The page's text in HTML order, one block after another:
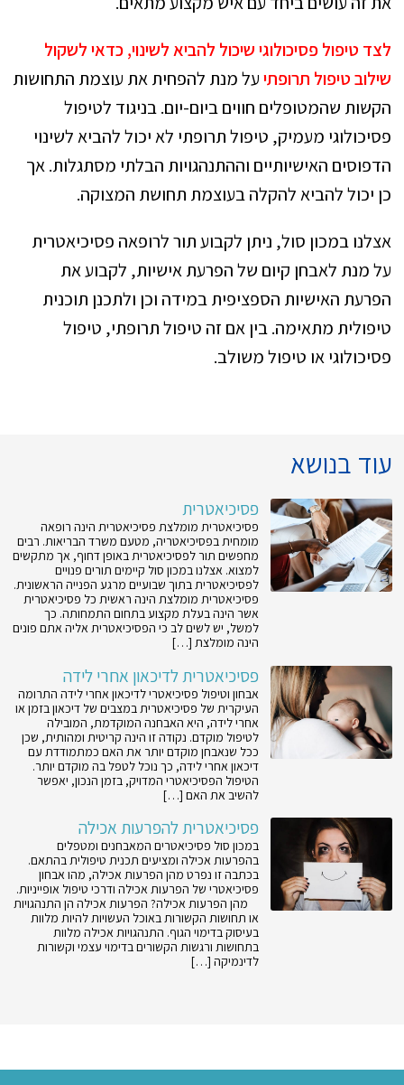
לצד טיפול פסיכולוגי שיכול להביא לשינוי, כדאי לשקול
שילוב טיפול תרופתיעל מנת להפחית את עוצמת התחושות
הקשות שהמטופלים חווים ביום-יום. בניגוד לטיפול
פסיכולוגי מעמיק, טיפול תרופתי לא יכול להביא לשינוי
הדפוסים האישיותיים וההתנהגויות הבלתי מסתגלות. אך
כן יכול להביא להקלה בעוצמת תחושת המצוקה.
אצלנו במכון סול, ניתן לקבוע תור לרופאה פסיכיאטרית
על מנת לאבחן קיום של הפרעת אישיות, לקבוע את
הפרעת האישיות הספציפית במידה וכן ולתכנן תוכנית
טיפולית מתאימה. בין אם זה טיפול תרופתי, טיפול
פסיכולוגי או טיפול משולב.
עוד בנושא
פסיכיאטרית
פסיכיאטרית מומלצת פסיכיאטרית הינה רופאה
מומחית בפסיכיאטריה, מטעם משרד הבריאות. רבים
מחפשים תור לפסיכיאטרית באופן דחוף, אך מתקשים
למצוא. אצלנו במכון סול קיימים תורים פנויים
לפסיכיאטרית בתוך שבועיים מרגע הפנייה הראשונית.
פסיכיאטרית מומלצת הינה ראשית כל פסיכיאטרית
אשר הינה בעלת מקצוע בתחום התמחותה. כך
למשל, יש לשים לב כי הפסיכיאטרית אליה אתם פונים
הינה מומלצת […]
פסיכיאטרית לדיכאון אחרי לידה
אבחון וטיפול פסיכיאטרי לדיכאון אחרי לידה התרומה
העיקרית של פסיכיאטרית במצבים של דיכאון בזמן או
אחרי לידה, היא האבחנה המוקדמת, המובילה
לטיפול מוקדם. נקודה זו הינה קריטית ומהותית, שכן
ככל שנאבחן מוקדם יותר את האם כמתמודדת עם
דיכאון אחרי לידה, כך נוכל לטפל בה מוקדם יותר.
הטיפול הפסיכיאטרי המדויק, בזמן הנכון, יאפשר
להשיב את האם […]
פסיכיאטרית להפרעות אכילה
במכון סול פסיכיאטרים המאבחנים ומטפלים
בהפרעות אכילה ומציעים תכנית טיפולית בהתאם.
בכתבה זו נפרט מהן הפרעות אכילה, מהו אבחון
פסיכיאטרי של הפרעות אכילה ודרכי טיפול אופייניות.
מהן הפרעות אכילה? הפרעות אכילה הן התנהגויות
או תחושות הקשורות באוכל העשויות להיות מלוות
בעיסוק בדימוי הגוף. התנהגויות אכילה מלוות
בתחושות ורגשות הקשורים בדימוי עצמי וקשורות
לדינמיקה […]